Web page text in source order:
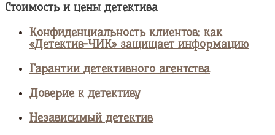
Стоимость и цены детектива
Конфиденциальность клиентов: как
«Детектив-ЧИК» защищает информацию
Гарантии детективного агентства
Доверие к детективу
Независимый детектив